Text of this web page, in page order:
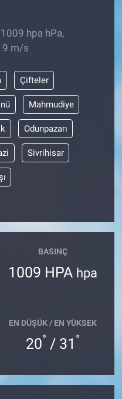
hpa hPa,
m/s
Çifteler
Mahmudiye
Odunpazarı
Sivrihisar
BASINÇ
1009 HPA hpa
EN DÜŞÜK / EN YÜKSEK
20° / 31 °